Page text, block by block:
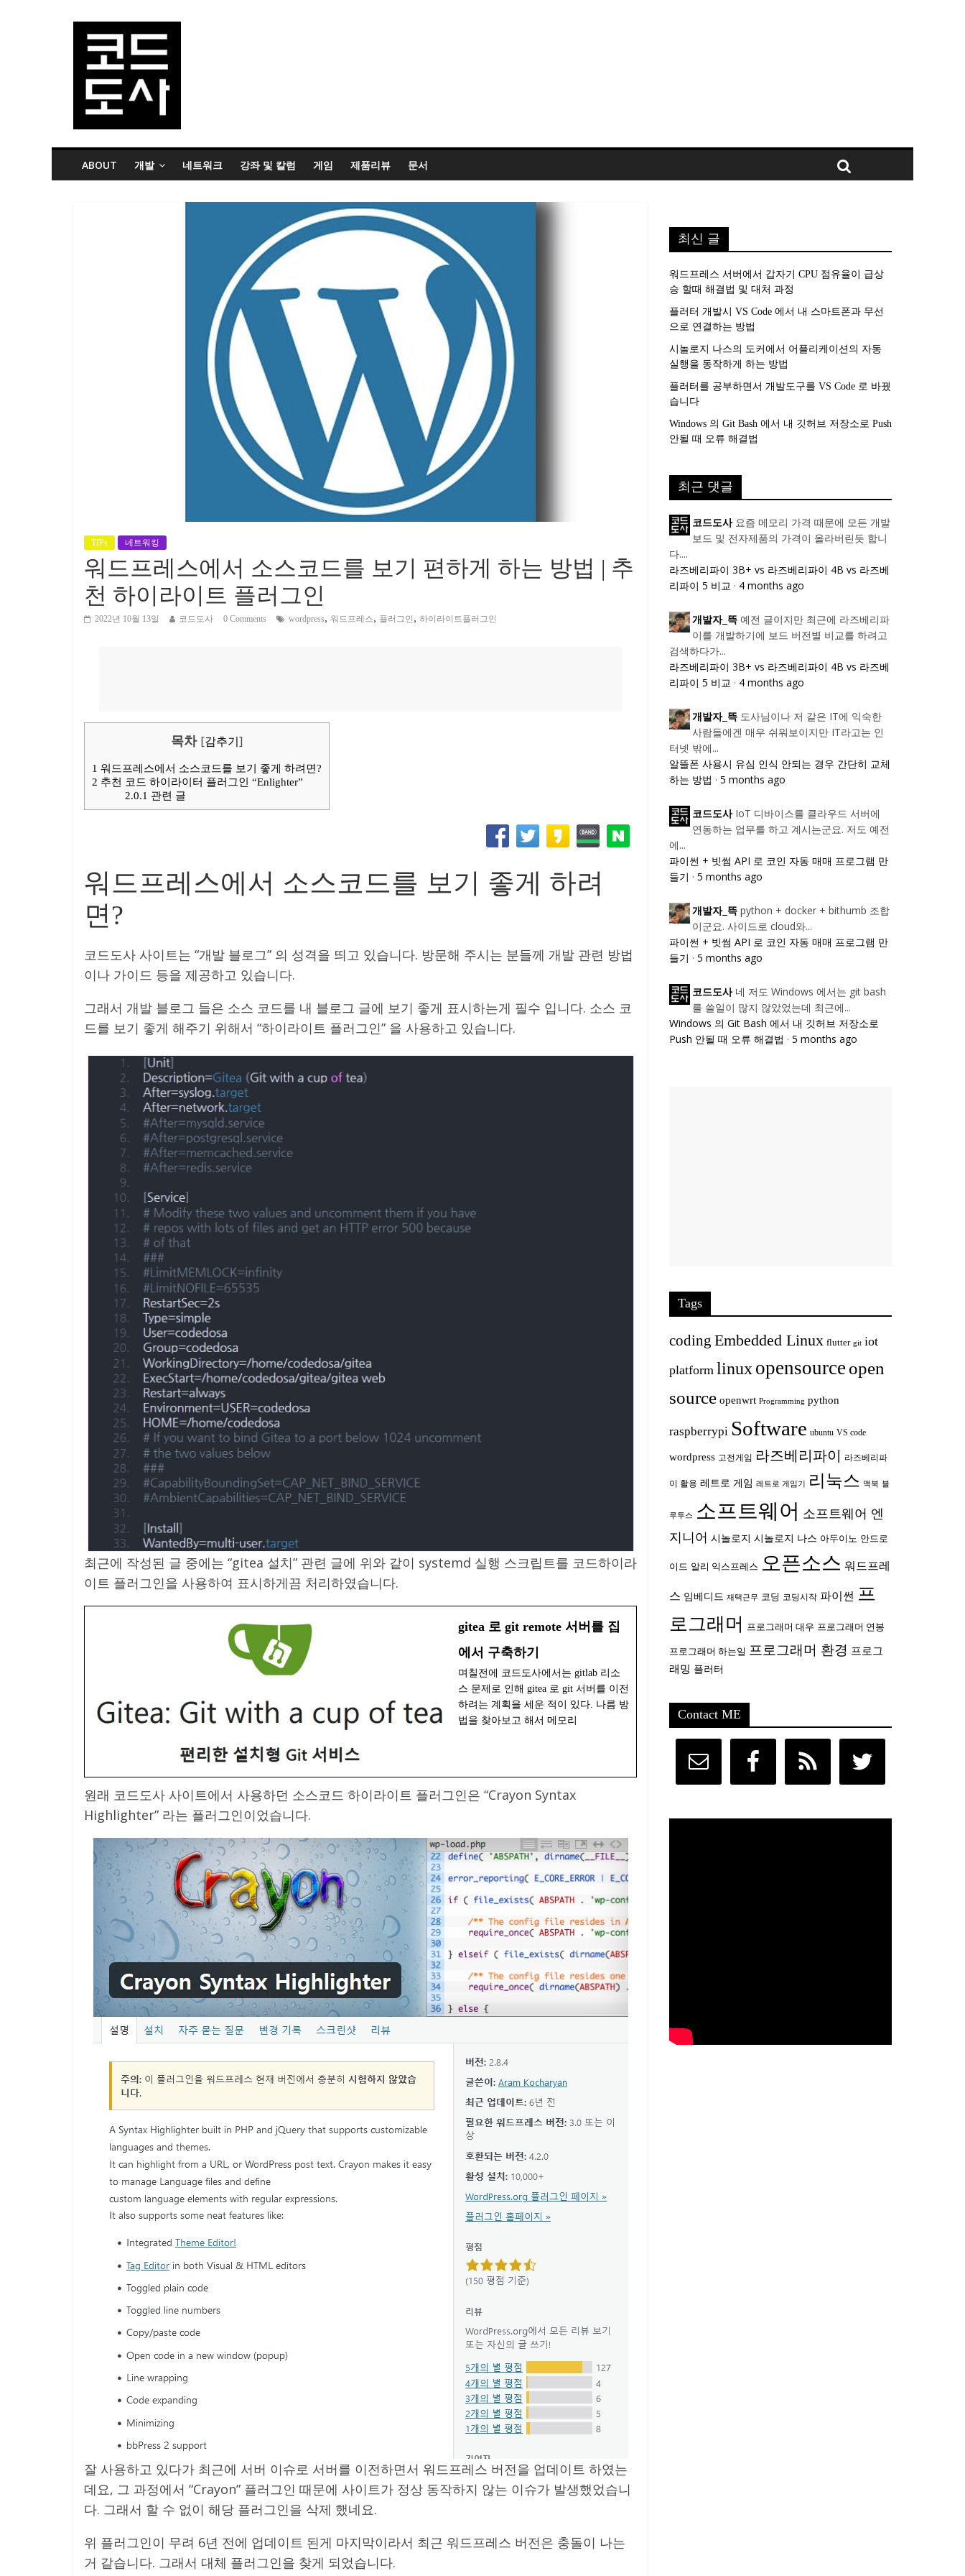
ABOUT 개발 네트워크 강좌 및 칼럼 게임 제품리뷰 문서
TIPs 네트워킹
워드프레스에서 소스코드를 보기 편하게 하는 방법 | 추
천 하이라이트 플러그인
2022년 10월 13일 코드도사 0 Comments wordpress, 워드프레스, 플러그인 , 하이라이트플러그인
목차 [감추기]
1 워드프레스에서 소스코드를 보기 좋게 하려면?
2 추천 코드 하이라이터 플러그인 “Enlighter”
2.0.1 관련 글
워드프레스에서 소스코드를 보기 좋게 하려
면?
코드도사 사이트는 “개발 블로그” 의 성격을 띄고 있습니다. 방문해 주시는 분들께 개발 관련 방법
이나 가이드 등을 제공하고 있습니다.
그래서 개발 블로그 들은 소스 코드를 내 블로그 글에 보기 좋게 표시하는게 필수 입니다. 소스 코
드를 보기 좋게 해주기 위해서 “하이라이트 플러그인” 을 사용하고 있습니다.
최근에 작성된 글 중에는 “gitea 설치” 관련 글에 위와 같이 systemd 실행 스크립트를 코드하이라
이트 플러그인을 사용하여 표시하게끔 처리하였습니다.
gitea 로 git remote 서버를 집
에서 구축하기
며칠전에 코드도사에서는 gitlab 리소
스 문제로 인해 gitea 로 git 서버를 이전
하려는 계획을 세운 적이 있다. 나름 방
법을 찾아보고 해서 메모리
원래 코드도사 사이트에서 사용하던 소스코드 하이라이트 플러그인은 “Crayon Syntax
Highlighter” 라는 플러그인이었습니다.
잘 사용하고 있다가 최근에 서버 이슈로 서버를 이전하면서 워드프레스 버전을 업데이트 하였는
데요, 그 과정에서 “Crayon” 플러그인 때문에 사이트가 정상 동작하지 않는 이슈가 발생했었습니
다. 그래서 할 수 없이 해당 플러그인을 삭제 했네요.
위 플러그인이 무려 6년 전에 업데이트 된게 마지막이라서 최근 워드프레스 버전은 충돌이 나는
거 같습니다. 그래서 대체 플러그인을 찾게 되었습니다.
최신 글
워드프레스 서버에서 갑자기 CPU 점유율이 급상
승 할때 해결법 및 대처 과정
플러터 개발시 VS Code 에서 내 스마트폰과 무선
으로 연결하는 방법
시놀로지 나스의 도커에서 어플리케이션의 자동
실행을 동작하게 하는 방법
플러터를 공부하면서 개발도구를 VS Code 로 바꿨
습니다
Windows 의 Git Bash 에서 내 깃허브 저장소로 Push
안될 때 오류 해결법
최근 댓글
코드도사 요즘 메모리 가격 때문에 모든 개발
보드 및 전자제품의 가격이 올라버린듯 합니
다....
라즈베리파이 3B+ vs 라즈베리파이 4B vs 라즈베
리파이 5 비교 · 4 months ago
개발자_뜩 예전 글이지만 최근에 라즈베리파
이를 개발하기에 보드 버전별 비교를 하려고
검색하다가...
라즈베리파이 3B+ vs 라즈베리파이 4B vs 라즈베
리파이 5 비교 · 4 months ago
개발자_뜩 도사님이나 저 같은 IT에 익숙한
사람들에겐 매우 쉬워보이지만 IT라고는 인
터넷 밖에...
알뜰폰 사용시 유심 인식 안되는 경우 간단히 교체
하는 방법 · 5 months ago
코드도사 IoT 디바이스를 클라우드 서버에
연동하는 업무를 하고 계시는군요. 저도 예전
에...
파이썬 + 빗썸 API 로 코인 자동 매매 프로그램 만
들기 · 5 months ago
개발자_뜩 python + docker + bithumb 조합
이군요. 사이드로 cloud와...
파이썬 + 빗썸 API 로 코인 자동 매매 프로그램 만
들기 · 5 months ago
코드도사 네 저도 Windows 에서는 git bash
를 쓸일이 많지 않았었는데 최근에...
Windows 의 Git Bash 에서 내 깃허브 저장소로
Push 안될 때 오류 해결법 · 5 months ago
Tags
coding Embedded Linux flutter git iot
platform linux opensource open
source openwrt Programming python
raspberrypi Software ubuntu VS code
wordpress 고전게임 라즈베리파이 라즈베리파
이 활용 레트로 게임 레트로 게임기 리눅스 맥북 블
루투스 소프트웨어 소프트웨어 엔
지니어 시놀로지 시놀로지 나스 아두이노 안드로
이드 알리 익스프레스 오픈소스 워드프레
스 임베디드 재택근무 코딩 코딩시작 파이썬 프
로그래머
프로그래머 대우 프로그래머 연봉
프로그래머 하는일 프로그래머 환경 프로그
래밍 플러터
Contact ME